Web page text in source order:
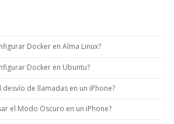
Docker en Alma Linux?
Docker en Ubuntu?
de llamadas en un iPhone?
el Modo Oscuro en un iPhone?